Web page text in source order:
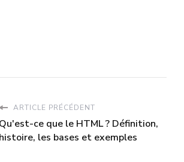
ARTICLE PRÉCÉDENT
Qu'est-ce que le HTML ? Définition,
histoire, les bases et exemples